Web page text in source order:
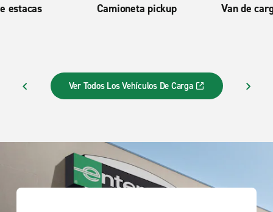
estacas Camioneta pickup Van de
Ver Todos Los Vehículos De Carga